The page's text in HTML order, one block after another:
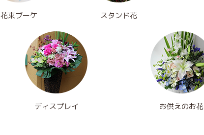
花束ブーケ スタンド花
ディスプレイ お供えのお花